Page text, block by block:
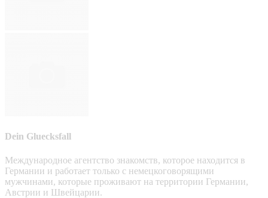
Dein Gluecksfall
Международное агентство знакомств, которое находится в
Германии и работает только с немецкоговорящими
мужчинами, которые проживают на территории Германии,
Австрии и Швейцарии.